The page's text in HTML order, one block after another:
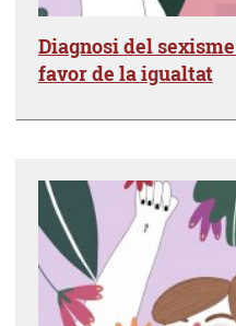
Diagnosi del
favor de la igualtat